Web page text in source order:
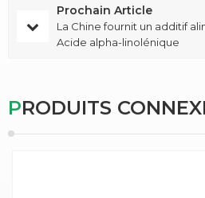
Prochain Article
La Chine fournit un additif
Acide alpha-linolénique
PRODUITS